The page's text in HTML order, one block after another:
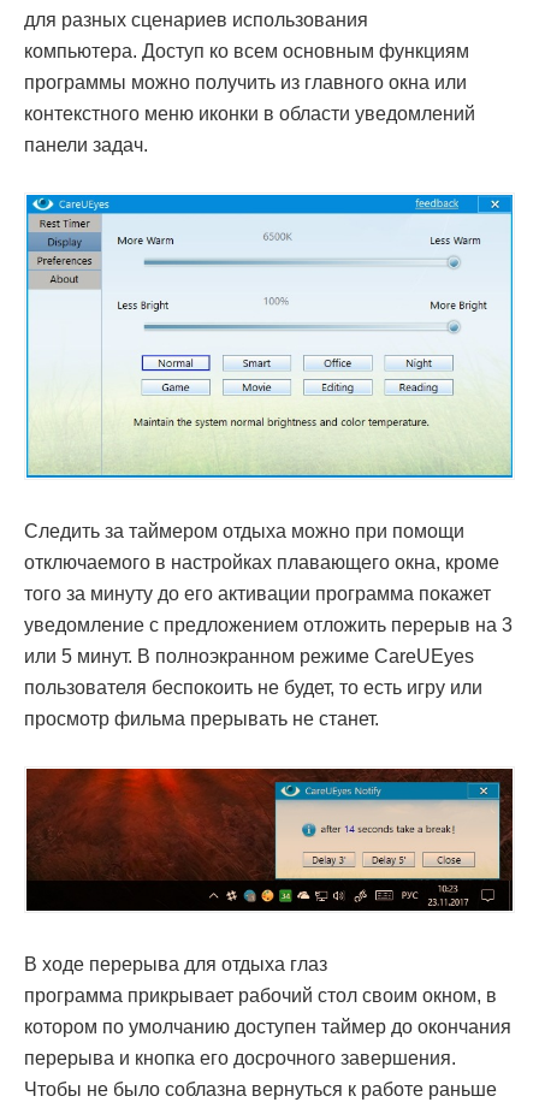
для разных сценариев использования
компьютера. Доступ ко всем основным функциям
программы можно получить из главного окна или
контекстного меню иконки в области уведомлений
панели задач.
Следить за таймером отдыха можно при помощи
отключаемого в настройках плавающего окна, кроме
того за минуту до его активации программа покажет
уведомление с предложением отложить перерыв на 3
или 5 минут. В полноэкранном режиме CareUEyes
пользователя беспокоить не будет, то есть игру или
просмотр фильма прерывать не станет.
В ходе перерыва для отдыха глаз
программа прикрывает рабочий стол своим окном, в
котором по умолчанию доступен таймер до окончания
перерыва и кнопка его досрочного завершения.
Чтобы не было соблазна вернуться к работе раньше